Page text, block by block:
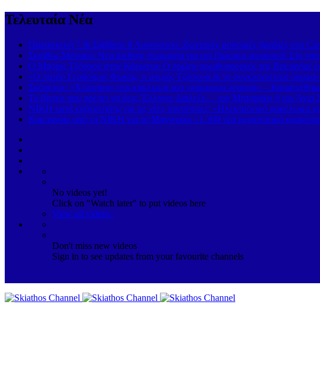
Τελευταία Νέα
Παρασκευή 7 & Σάββατο 8 Αυγούστου: Ζωντανές μουσικές βραδιές στο
Σκιάθος-Μονακό: Νέα διεθνής συμμαχία για τον βιώσιμο τουρισμό! Στο
Ο Μπόρις Τζόνσον στην Κάρυστο: Ο πρώην πρωθυπουργός της Βρετανίας
«Ο πατήρ Γεράσιμος Φωκάς, ο μικρός Τζόσουα & το συγκλονιστικό όραμα»
Σκόπελος: «Χτύπημα» στο κύκλωμα του «κόκκινου χρυσού» –
Το βίντεο που πρέπει να δεις, Έλληνα: Διάλεξε… τον Μηταράκη ή τον Άγιο
ΝΙΚΗ κατά κυβέρνησης για τις νέες ταυτότητες: «Ηλεκτρονικό φακέλωμα
Καμπανάκι από τη ΝΙΚΗ για τη Μαγνησία: «1.300 νέα περιστατικά
No videos yet!
Click on "Watch later" to put videos here
View all videos
Don't miss new videos
Sign in to see updates from your favourite channels